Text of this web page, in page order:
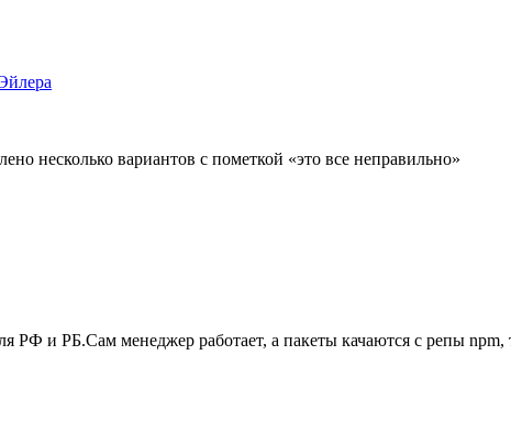
несколько вариантов с пометкой «это все неправильно»
и РБ.Сам менеджер работает, а пакеты качаются с репы npm,